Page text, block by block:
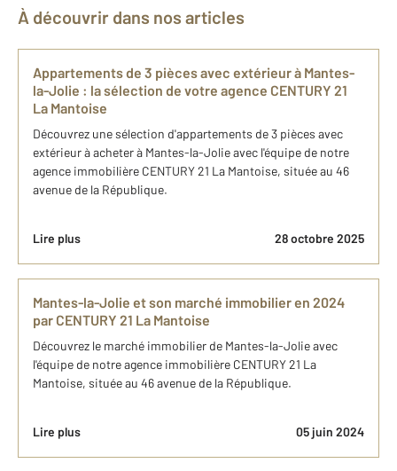
À découvrir dans nos articles
Appartements de 3 pièces avec extérieur à Mantes-
la-Jolie : la sélection de votre agence CENTURY 21
La Mantoise
Découvrez une sélection d'appartements de 3 pièces avec
extérieur à acheter à Mantes-la-Jolie avec l'équipe de notre
agence immobilière CENTURY 21 La Mantoise, située au 46
avenue de la République.
Lire plus 28 octobre 2025
Mantes-la-Jolie et son marché immobilier en 2024
par CENTURY 21 La Mantoise
Découvrez le marché immobilier de Mantes-la-Jolie avec
l'équipe de notre agence immobilière CENTURY 21 La
Mantoise, située au 46 avenue de la République.
Lire plus 05 juin 2024